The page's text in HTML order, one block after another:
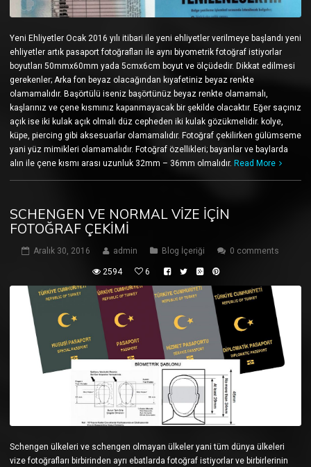
Yeni Ehliyetler Ocak 2016 yılı itibari ile yeni ehliyetler verilmeye başlandı yeni
ehliyetler artık pasaport fotoğrafları ile aynı biyometrik fotoğraf istiyorlar
boyutları 50mmx60mm yada 5cmx6cm boyut ve ölçüdedir. Dikkat edilmesi
gerekenler; Arka fon beyaz olacağından kıyafetiniz beyaz renkte
olamamalıdır. Başörtülü iseniz başörtünüz beyaz renkte olamamalı,
kaşlarınız ve çene kısmınız kapanmayacak bir şekilde olacaktır. Eğer saçınız
açık ise iki kulak açık olmalı düz cepheden iki kulak gözükmelidir. kolye,
küpe, piercing gibi aksesuarlar olamamalıdır. Fotoğraf çekilirken gülümseme
yani yüz mimikleri olamamalıdır. Fotoğraf özellikleri; bayanlar ve baylarda
alın ile çene kısmı arası uzunluk 32mm – 36mm olmalıdır. Read More
SCHENGEN VE NORMAL VIZE İÇIN
FOTOĞRAF ÇEKIMI
Aralık 30, 2016 admin Blog İçeriği 0 comments
2594 6
Schengen ülkeleri ve schengen olmayan ülkeler yani tüm dünya ülkeleri
vize fotoğrafları birbirinden ayrı ebatlarda fotoğraf istiyorlar ve birbirlerinin